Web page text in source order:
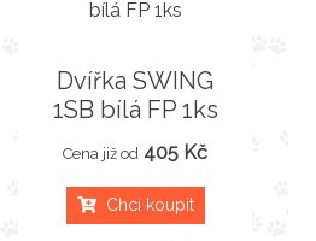
Dvířka SWING
1SB bílá FP 1ks
Cena již od 405 Kč
Chci koupit